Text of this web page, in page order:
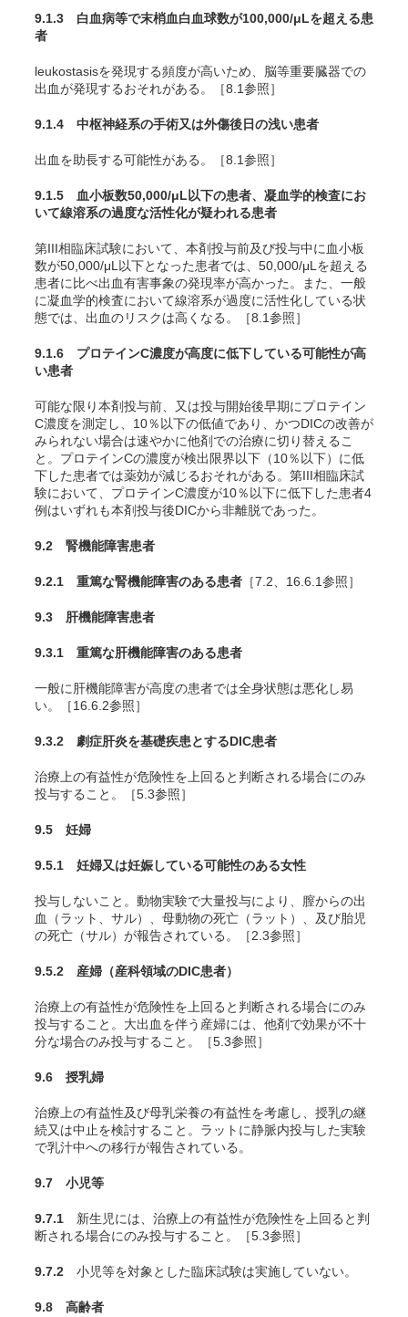
9.1.3 白血病等で末梢血白血球数が100,000/μLを超える患
者
leukostasisを発現する頻度が高いため、脳等重要臓器での
出血が発現するおそれがある。［8.1参照］
9.1.4 中枢神経系の手術又は外傷後日の浅い患者
出血を助長する可能性がある。［8.1参照］
9.1.5 血小板数50,000/μL以下の患者、凝血学的検査にお
いて線溶系の過度な活性化が疑われる患者
第III相臨床試験において、本剤投与前及び投与中に血小板
数が50,000/μL以下となった患者では、50,000/μLを超える
患者に比べ出血有害事象の発現率が高かった。また、一般
に凝血学的検査において線溶系が過度に活性化している状
態では、出血のリスクは高くなる。［8.1参照］
9.1.6 プロテインC濃度が高度に低下している可能性が高
い患者
可能な限り本剤投与前、又は投与開始後早期にプロテイン
C濃度を測定し、10％以下の低値であり、かつDICの改善が
みられない場合は速やかに他剤での治療に切り替えるこ
と。プロテインCの濃度が検出限界以下（10％以下）に低
下した患者では薬効が減じるおそれがある。第III相臨床試
験において、プロテインC濃度が10％以下に低下した患者4
例はいずれも本剤投与後DICから非離脱であった。
9.2 腎機能障害患者
9.2.1 重篤な腎機能障害のある患者 ［7.2、16.6.1参照］
9.3 肝機能障害患者
9.3.1 重篤な肝機能障害のある患者
一般に肝機能障害が高度の患者では全身状態は悪化し易
い。［16.6.2参照］
9.3.2 劇症肝炎を基礎疾患とするDIC患者
治療上の有益性が危険性を上回ると判断される場合にのみ
投与すること。［5.3参照］
9.5 妊婦
9.5.1 妊婦又は妊娠している可能性のある女性
投与しないこと。動物実験で大量投与により、膣からの出
血（ラット、サル）、母動物の死亡（ラット）、及び胎児
の死亡（サル）が報告されている 。［2.3参照］
9.5.2 産婦（産科領域のDIC患者）
治療上の有益性が危険性を上回ると判断される場合にのみ
投与すること。大出血を伴う産婦には、他剤で効果が不十
分な場合のみ投与すること。［5.3参照］
9.6 授乳婦
治療上の有益性及び母乳栄養の有益性を考慮し、授乳の継
続又は中止を検討すること。ラットに静脈内投与した実験
で乳汁中への移行が報告されている 。
9.7 小児等
9.7.1 新生児には、治療上の有益性が危険性を上回ると判
断される場合にのみ投与すること。［5.3参照］
9.7.2 小児等を対象とした臨床試験は実施していない。
9.8 高齢者